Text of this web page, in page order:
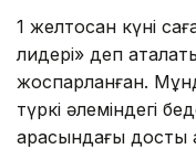
1 желтоқсан күні
лидері» деп
жоспарланған.
түркі әлеміндегі
арасындағы достық